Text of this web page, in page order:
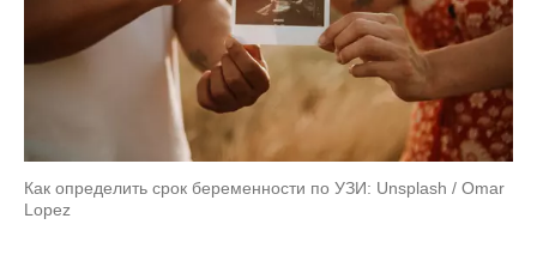
Как определить срок беременности по УЗИ: Unsplash / Omar
Lopez